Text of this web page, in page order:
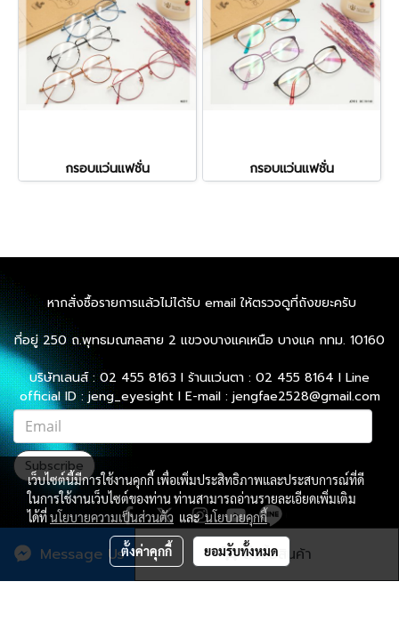
สั่งซื้อสินค้า
Message Us
กรอบแว่นแฟชั่น กรอบแว่นแฟชั่น
หากสั่งซื้อรายการแล้วไม่ได้รับ email ให้ตรวจดูที่ถังขยะครับ
ที่อยู่ 250 ถ.พุทธมณฑลสาย 2 แขวงบางแคเหนือ บางแค กทม. 10160
บริษัทเลนส์ : 02 455 8163 l ร้านแว่นตา : 02 455 8164 l Line
official ID : jeng_eyesight l E-mail : jengfae2528@gmail.com
Subscribe
เว็บไซต์นี้มีการใช้งานคุกกี้ เพื่อเพิ่มประสิทธิภาพและประสบการณ์ที่ดี
ในการใช้งานเว็บไซต์ของท่าน ท่านสามารถอ่านรายละเอียดเพิ่มเติม
ได้ที่นโยบายความเป็นส่วนตัว และนโยบายคุกกี้
ตั้งค่าคุกกี้ ยอมรับทั้งหมด